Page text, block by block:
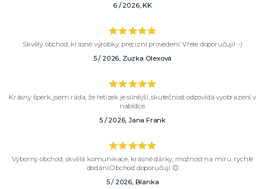
6 / 2026, KK
Skvělý obchod, krásné výrobky, precizní provedení. Vřele doporučuji! :-)
5 / 2026, Zuzka Olexová
Krásný šperk, jsem ráda, že řetízek je silnější, skutečnost odpovídá vyobrazení v
nabídce.
5 / 2026, Jana Frank
Výborný obchod, skvělá komunikace, krásné dárky, možnost na míru, rychlé
dodání.Obchod doporučuji 😊
5 / 2026, Blanka